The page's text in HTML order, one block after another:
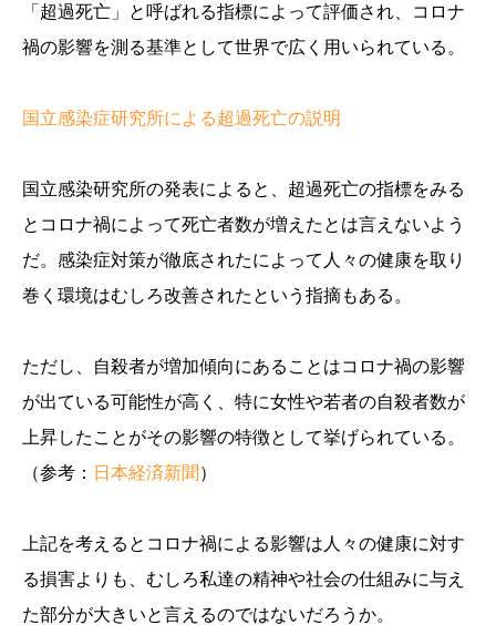
「超過死亡」と呼ばれる指標によって評価され、コロナ
禍の影響を測る基準として世界で広く用いられている。
国立感染症研究所による超過死亡の説明
国立感染研究所の発表によると、超過死亡の指標をみる
とコロナ禍によって死亡者数が増えたとは言えないよう
だ。感染症対策が徹底されたによって人々の健康を取り
巻く環境はむしろ改善されたという指摘もある。
ただし、自殺者が増加傾向にあることはコロナ禍の影響
が出ている可能性が高く、特に女性や若者の自殺者数が
上昇したことがその影響の特徴として挙げられている。
（参考： 日本経済新聞 ）
上記を考えるとコロナ禍による影響は人々の健康に対す
る損害よりも、むしろ私達の精神や社会の仕組みに与え
た部分が大きいと言えるのではないだろうか。